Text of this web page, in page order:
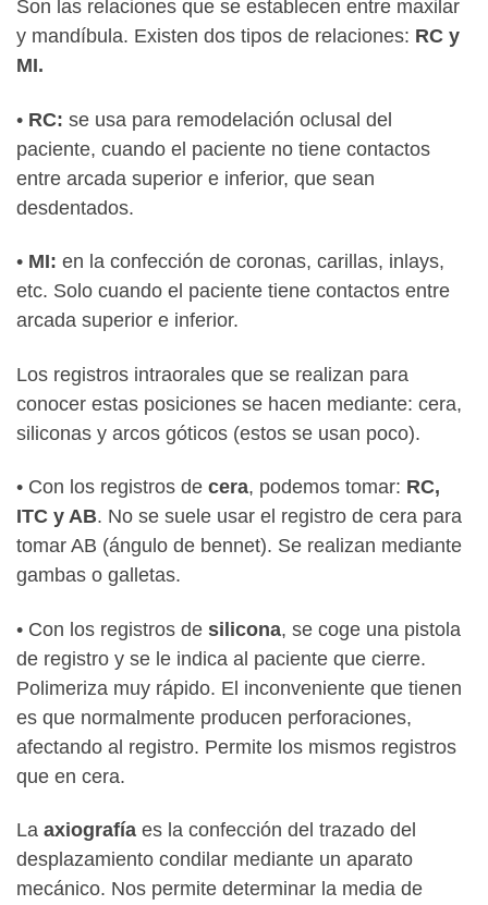
Son las relaciones que se establecen entre maxilar
y mandíbula. Existen dos tipos de relaciones: RC y
MI.
• RC: se usa para remodelación oclusal del
paciente, cuando el paciente no tiene contactos
entre arcada superior e inferior, que sean
desdentados.
• MI: en la confección de coronas, carillas, inlays,
etc. Solo cuando el paciente tiene contactos entre
arcada superior e inferior.
Los registros intraorales que se realizan para
conocer estas posiciones se hacen mediante: cera,
siliconas y arcos góticos (estos se usan poco).
• Con los registros de cera, podemos tomar: RC,
ITC y AB. No se suele usar el registro de cera para
tomar AB (ángulo de bennet). Se realizan mediante
gambas o galletas.
• Con los registros de silicona, se coge una pistola
de registro y se le indica al paciente que cierre.
Polimeriza muy rápido. El inconveniente que tienen
es que normalmente producen perforaciones,
afectando al registro. Permite los mismos registros
que en cera.
La axiografía es la confección del trazado del
desplazamiento condilar mediante un aparato
mecánico. Nos permite determinar la media de